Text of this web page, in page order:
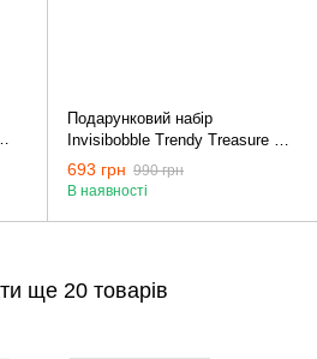
Подарунковий набір
Invisibobble Trendy Treasure Kit
(обруч та резинка Sprunchie)
693 грн 990 грн
В наявності
ще 20 товарів